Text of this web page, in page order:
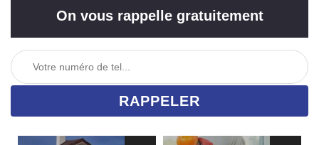
On vous rappelle gratuitement